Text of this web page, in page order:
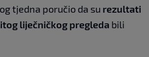
tjedna poručio da su rezultati
liječničkog pregleda bili